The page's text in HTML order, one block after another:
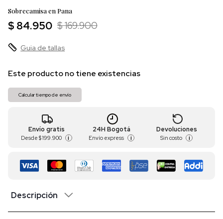
Sobrecamisa en Pana
$ 84.950 $ 169.900
Guia de tallas
Este producto no tiene existencias
Calcular tiempo de envío
Envío gratis
Desde $ 199.900 i
24H Bogotá
Envío express i
Devoluciones
Sin costo i
Descripción